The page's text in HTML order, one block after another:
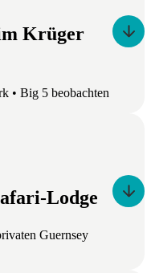
Krüger
• Big 5 beobachten
Lodge
Guernsey